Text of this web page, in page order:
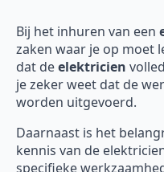
Bij het inhuren van een
zaken waar je op moet
dat deelektricien
je zeker weet dat de
worden uitgevoerd.
Daarnaast is het
kennis van de
specifieke